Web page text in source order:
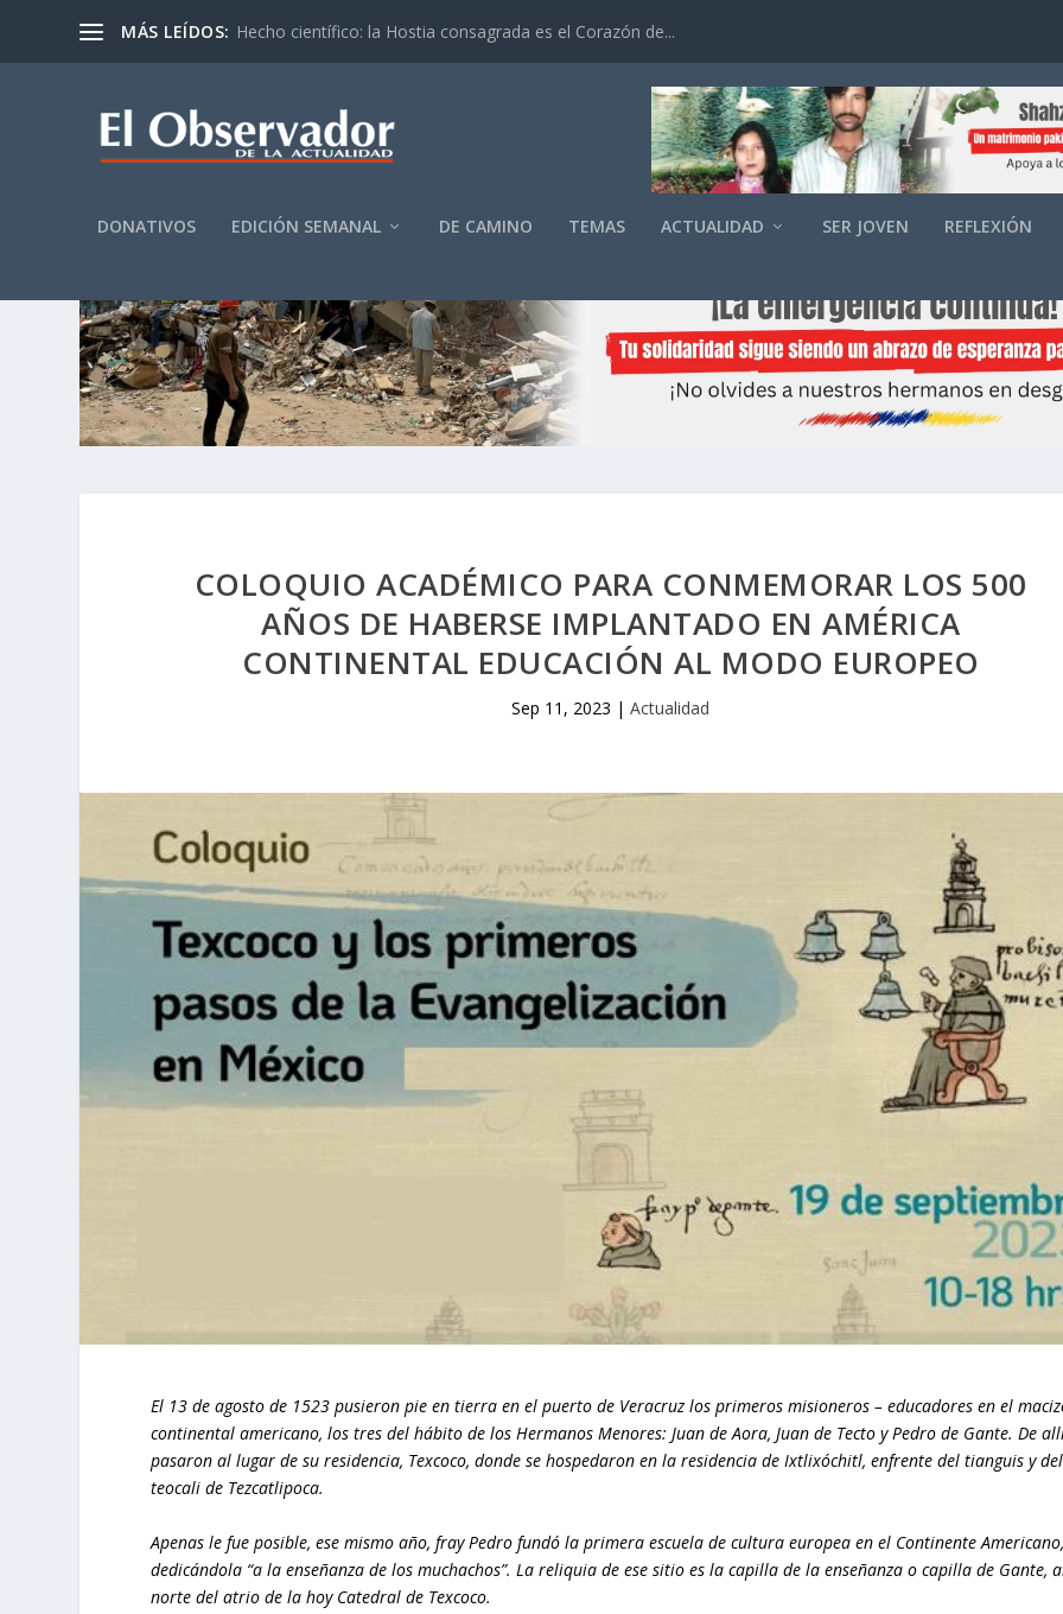
MÁS LEÍDOS: Hecho científico: la Hostia consagrada es el Corazón de...
DONATIVOS EDICIÓN SEMANAL DE CAMINO TEMAS ACTUALIDAD SER JOVEN REFLEXIÓN
COLOQUIO ACADÉMICO PARA CONMEMORAR LOS 500
AÑOS DE HABERSE IMPLANTADO EN AMÉRICA
CONTINENTAL EDUCACIÓN AL MODO EUROPEO
Sep 11, 2023 |Actualidad
El 13 de agosto de 1523 pusieron pie en tierra en el puerto de Veracruz los primeros misioneros – educadores en el
continental americano, los tres del hábito de los Hermanos Menores: Juan de Aora, Juan de Tecto y Pedro de Gante. De
pasaron al lugar de su residencia, Texcoco, donde se hospedaron en la residencia de Ixtlixóchitl, enfrente del tianguis y del
teocali de Tezcatlipoca.
Apenas le fue posible, ese mismo año, fray Pedro fundó la primera escuela de cultura europea en el Continente
dedicándola “a la enseñanza de los muchachos”. La reliquia de ese sitio es la capilla de la enseñanza o capilla de Gante,
norte del atrio de la hoy Catedral de Texcoco.